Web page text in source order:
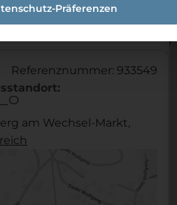
Referenznummer: 933549
am Wechsel-Markt,
Präferenzen